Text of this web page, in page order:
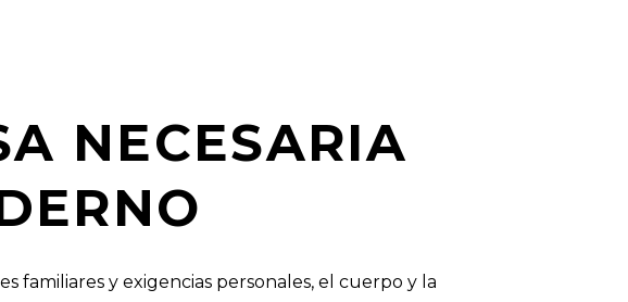
NECESARIA
familiares y exigencias personales, el cuerpo y la